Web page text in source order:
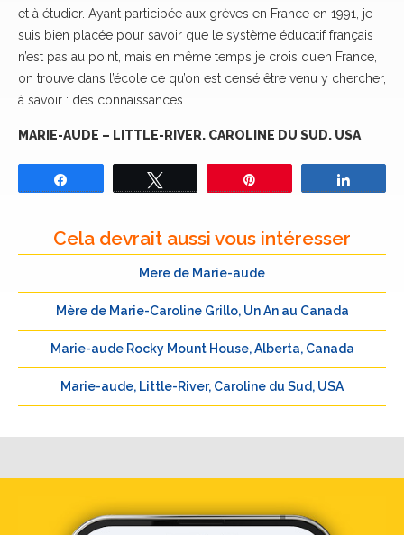
et à étudier. Ayant participée aux grèves en France en 1991, je
suis bien placée pour savoir que le système éducatif français
n’est pas au point, mais en même temps je crois qu’en France,
on trouve dans l’école ce qu’on est censé être venu y chercher,
à savoir : des connaissances.
MARIE-AUDE – LITTLE-RIVER. CAROLINE DU SUD. USA
Cela devrait aussi vous intéresser
Mere de Marie-aude
Mère de Marie-Caroline Grillo, Un An au Canada
Marie-aude Rocky Mount House, Alberta, Canada
Marie-aude, Little-River, Caroline du Sud, USA